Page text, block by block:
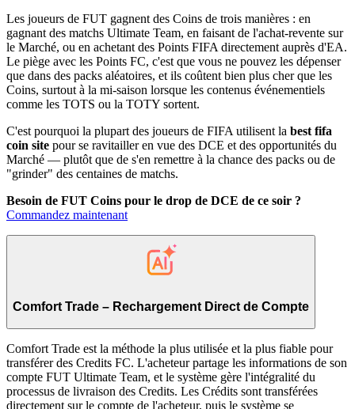
Les joueurs de FUT gagnent des Coins de trois manières : en
gagnant des matchs Ultimate Team, en faisant de l'achat-revente sur
le Marché, ou en achetant des Points FIFA directement auprès d'EA.
Le piège avec les Points FC, c'est que vous ne pouvez les dépenser
que dans des packs aléatoires, et ils coûtent bien plus cher que les
Coins, surtout à la mi-saison lorsque les contenus événementiels
comme les TOTS ou la TOTY sortent.
C'est pourquoi la plupart des joueurs de FIFA utilisent la best fifa
coin site pour se ravitailler en vue des DCE et des opportunités du
Marché — plutôt que de s'en remettre à la chance des packs ou de
"grinder" des centaines de matchs.
Besoin de FUT Coins pour le drop de DCE de ce soir ?
Commandez maintenant
Comfort Trade – Rechargement Direct de Compte
Comfort Trade est la méthode la plus utilisée et la plus fiable pour
transférer des Credits FC. L'acheteur partage les informations de son
compte FUT Ultimate Team, et le système gère l'intégralité du
processus de livraison des Credits. Les Crédits sont transférées
directement sur le compte de l'acheteur, puis le système se